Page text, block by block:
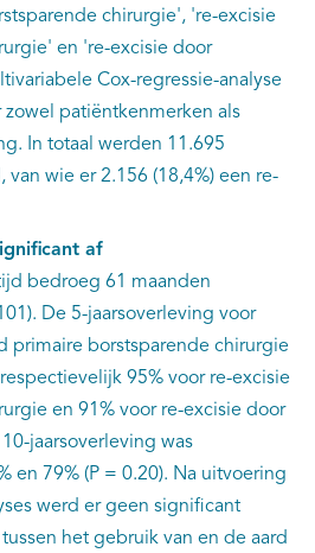
chirurgie', 're-excisie
en 're-excisie door
Cox-regressie-analyse
patiëntkenmerken als
In totaal werden 11.695
wie er 2.156 (18,4%) een re-
af
bedroeg 61 maanden
De 5-jaarsoverleving voor
primaire borstsparende chirurgie
95% voor re-excisie
en 91% voor re-excisie door
jaarsoverleving was
en 79% (P = 0.20). Na uitvoering
werd er geen significant
het gebruik van en de aard